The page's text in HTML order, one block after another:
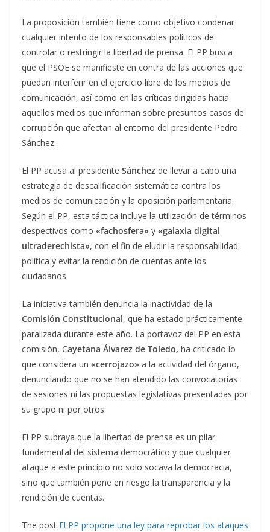
La proposición también tiene como objetivo condenar
cualquier intento de los responsables políticos de
controlar o restringir la libertad de prensa. El PP busca
que el PSOE se manifieste en contra de las acciones que
puedan interferir en el ejercicio libre de los medios de
comunicación, así como en las críticas dirigidas hacia
aquellos medios que informan sobre presuntos casos de
corrupción que afectan al entorno del presidente Pedro
Sánchez.
El PP acusa al presidente Sánchez de llevar a cabo una
estrategia de descalificación sistemática contra los
medios de comunicación y la oposición parlamentaria.
Según el PP, esta táctica incluye la utilización de términos
despectivos como «fachosfera» y «galaxia digital
ultraderechista», con el fin de eludir la responsabilidad
política y evitar la rendición de cuentas ante los
ciudadanos.
La iniciativa también denuncia la inactividad de la
Comisión Constitucional, que ha estado prácticamente
paralizada durante este año. La portavoz del PP en esta
comisión, Cayetana Álvarez de Toledo, ha criticado lo
que considera un «cerrojazo» a la actividad del órgano,
denunciando que no se han atendido las convocatorias
de sesiones ni las propuestas legislativas presentadas por
su grupo ni por otros.
El PP subraya que la libertad de prensa es un pilar
fundamental del sistema democrático y que cualquier
ataque a este principio no solo socava la democracia,
sino que también pone en riesgo la transparencia y la
rendición de cuentas.
The post El PP propone una ley para reprobar los ataques